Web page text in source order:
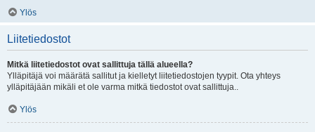
Ylös
Liitetiedostot
Mitkä liitetiedostot ovat sallittuja tällä alueella?
Ylläpitäjä voi määrätä sallitut ja kielletyt liitetiedostojen tyypit. Ota yhteys
ylläpitäjään mikäli et ole varma mitkä tiedostot ovat sallittuja..
Ylös